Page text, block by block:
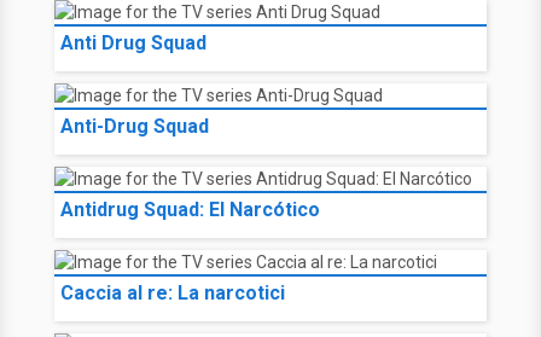
Anti Drug Squad
Anti-Drug Squad
Antidrug Squad: El Narcótico
Caccia al re: La narcotici